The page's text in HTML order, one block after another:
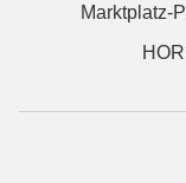
Marktplatz-